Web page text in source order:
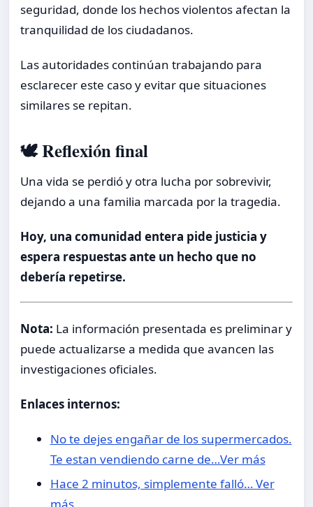
seguridad, donde los hechos violentos afectan la
tranquilidad de los ciudadanos.
Las autoridades continúan trabajando para
esclarecer este caso y evitar que situaciones
similares se repitan.
🕊️ Reflexión final
Una vida se perdió y otra lucha por sobrevivir,
dejando a una familia marcada por la tragedia.
Hoy, una comunidad entera pide justicia y
espera respuestas ante un hecho que no
debería repetirse.
Nota: La información presentada es preliminar y
puede actualizarse a medida que avancen las
investigaciones oficiales.
Enlaces internos:
No te dejes engañar de los supermercados.
Te estan vendiendo carne de…Ver más
Hace 2 minutos, simplemente falló… Ver